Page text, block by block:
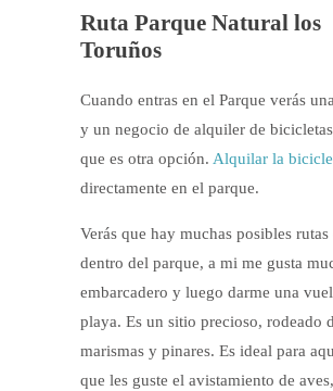
Ruta Parque Natural los
Toruños
Cuando entras en el Parque verás
y un negocio de alquiler de
que es otra opción. Alquilar la
directamente en el parque.
Verás que hay muchas posibles rutas
dentro del parque, a mi me gusta
embarcadero y luego darme una
playa. Es un sitio precioso, rodeado
marismas y pinares. Es ideal para
que les guste el avistamiento de